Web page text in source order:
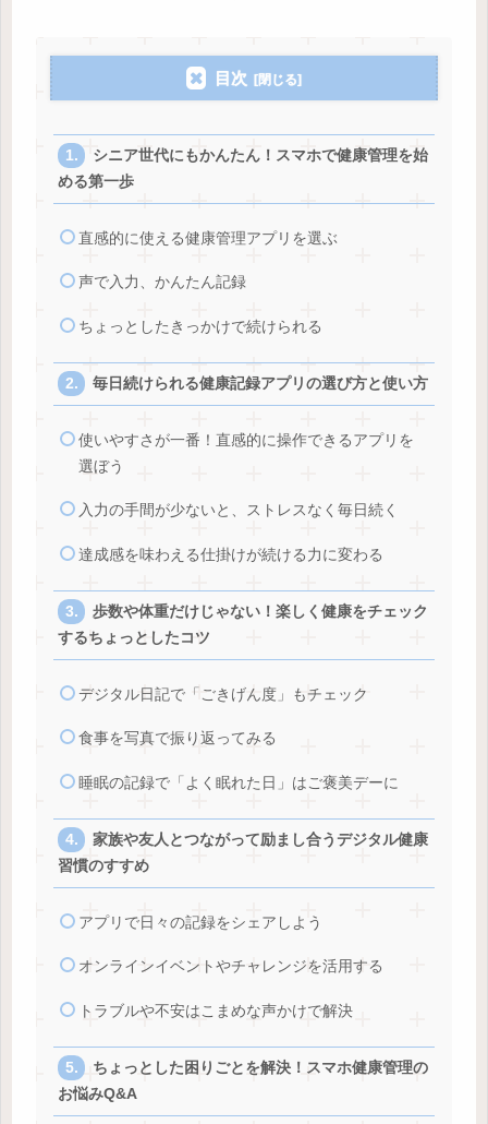
目次
シニア世代にもかんたん！スマホで健康管理を始
める第一歩
直感的に使える健康管理アプリを選ぶ
声で入力、かんたん記録
ちょっとしたきっかけで続けられる
毎日続けられる健康記録アプリの選び方と使い方
使いやすさが一番！直感的に操作できるアプリを
選ぼう
入力の手間が少ないと、ストレスなく毎日続く
達成感を味わえる仕掛けが続ける力に変わる
歩数や体重だけじゃない！楽しく健康をチェック
するちょっとしたコツ
デジタル日記で「ごきげん度」もチェック
食事を写真で振り返ってみる
睡眠の記録で「よく眠れた日」はご褒美デーに
家族や友人とつながって励まし合うデジタル健康
習慣のすすめ
アプリで日々の記録をシェアしよう
オンラインイベントやチャレンジを活用する
トラブルや不安はこまめな声かけで解決
ちょっとした困りごとを解決！スマホ健康管理の
お悩みQ&A